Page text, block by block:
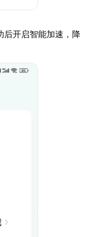
后开启智能加速，降